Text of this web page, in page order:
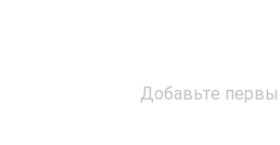
Добавьте